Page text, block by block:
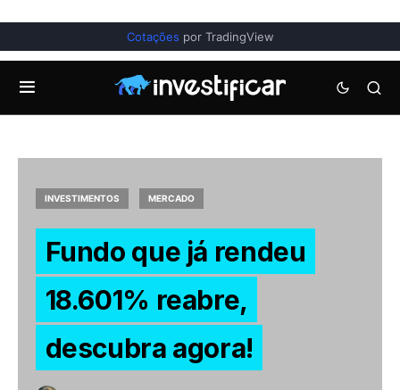
Cotações por TradingView
INVESTIMENTOS MERCADO
Fundo que já rendeu
18.601% reabre,
descubra agora!